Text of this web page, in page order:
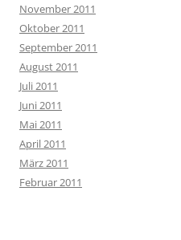
November 2011
Oktober 2011
September 2011
August 2011
Juli 2011
Juni 2011
Mai 2011
April 2011
März 2011
Februar 2011